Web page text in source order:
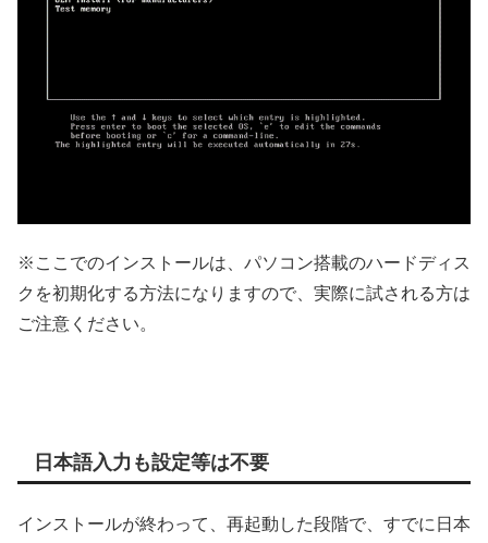
※ここでのインストールは、パソコン搭載のハードディス
クを初期化する方法になりますので、実際に試される方は
ご注意ください。
日本語入力も設定等は不要
インストールが終わって、再起動した段階で、すでに日本